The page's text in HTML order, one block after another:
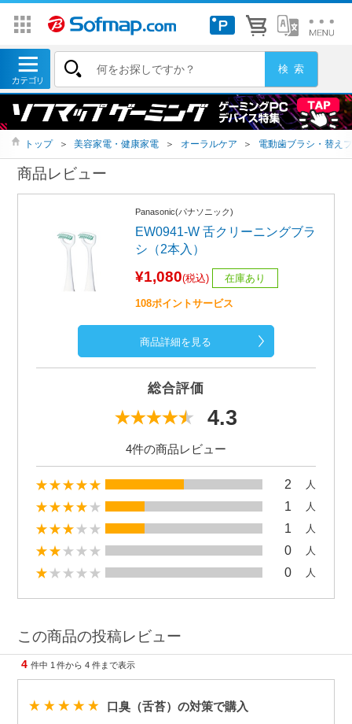
トップ ＞ 美容家電・健康家電 ＞ オーラルケア ＞ 電動歯ブラシ・替え
商品レビュー
Panasonic(パナソニック)
EW0941-W 舌クリーニングブラ
シ（2本入）
¥1,080(税込) 在庫あり
108ポイントサービス
商品詳細を見る
総合評価
4.3
4件の商品レビュー
2 人
1 人
1 人
0 人
0 人
この商品の投稿レビュー
4 件中 1 件から 4 件まで表示
口臭（舌苔）の対策で購入